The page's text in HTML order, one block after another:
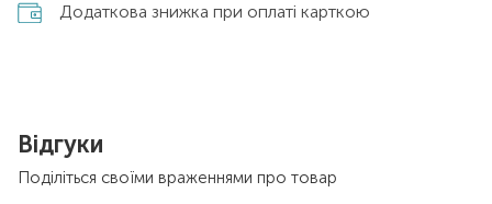
Додаткова знижка при оплаті карткою
Відгуки
Поділіться своїми враженнями про товар